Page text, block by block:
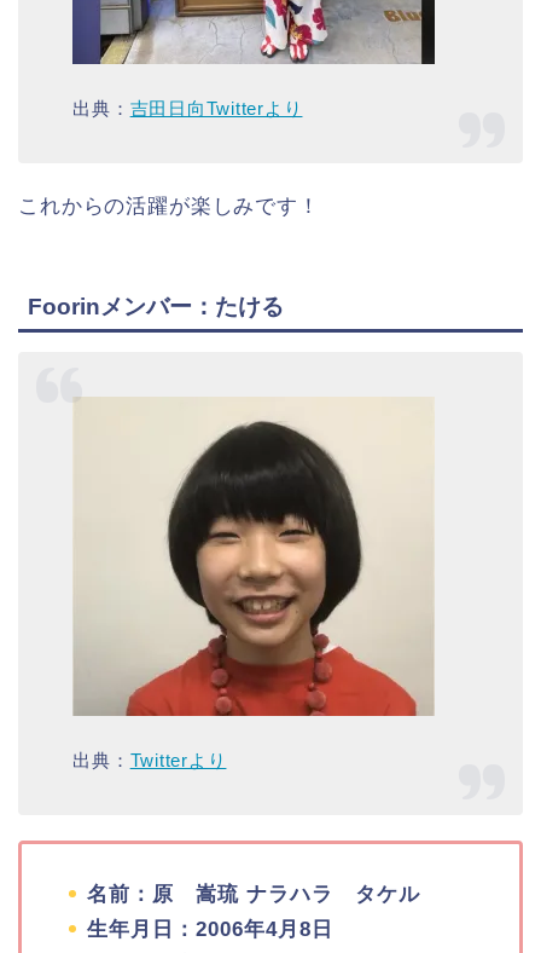
出典： 吉田日向Twitterより
これからの活躍が楽しみです！
Foorinメンバー：たける
出典： Twitterより
名前：原 嵩琉 ナラハラ タケル
生年月日：2006年4月8日